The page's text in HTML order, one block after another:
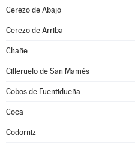
Cerezo de Abajo
Cerezo de Arriba
Chañe
Cilleruelo de San Mamés
Cobos de Fuentidueña
Coca
Codorniz